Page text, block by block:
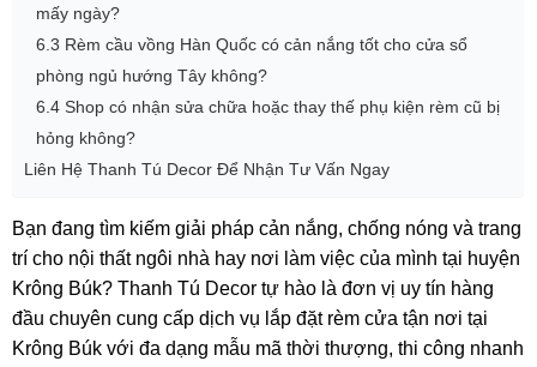
mấy ngày?
6.3 Rèm cầu vồng Hàn Quốc có cản nắng tốt cho cửa sổ
phòng ngủ hướng Tây không?
6.4 Shop có nhận sửa chữa hoặc thay thế phụ kiện rèm cũ bị
hỏng không?
Liên Hệ Thanh Tú Decor Để Nhận Tư Vấn Ngay
Bạn đang tìm kiếm giải pháp cản nắng, chống nóng và trang
trí cho nội thất ngôi nhà hay nơi làm việc của mình tại huyện
Krông Búk? Thanh Tú Decor tự hào là đơn vị uy tín hàng
đầu chuyên cung cấp dịch vụ lắp đặt rèm cửa tận nơi tại
Krông Búk với đa dạng mẫu mã thời thượng, thi công nhanh